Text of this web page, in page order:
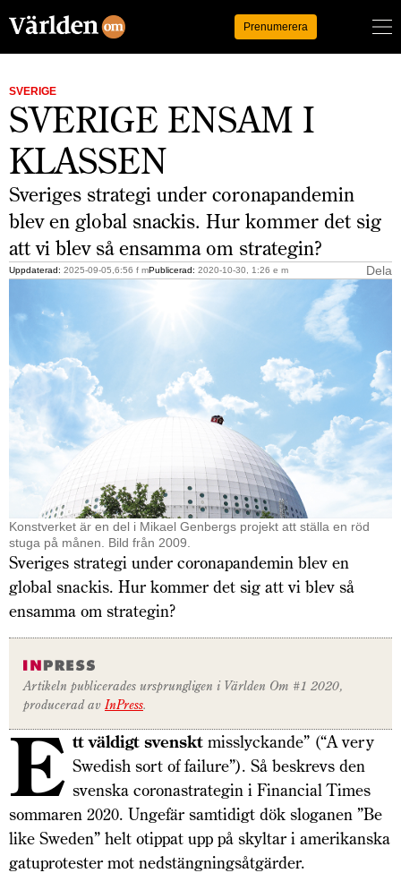
Prenumerera
SVERIGE
SVERIGE ENSAM I
KLASSEN
Sveriges strategi under coronapandemin
blev en global snackis. Hur kommer det sig
att vi blev så ensamma om strategin?
Uppdaterad: 2025-09-05,6:56 f mPublicerad: 2020-10-30, 1:26 e m Dela
Konstverket är en del i Mikael Genbergs projekt att ställa en röd
stuga på månen. Bild från 2009.
Sveriges strategi under coronapandemin blev en
global snackis. Hur kommer det sig att vi blev så
ensamma om strategin?
Artikeln publicerades ursprungligen i Världen Om #1 2020,
producerad av InPress.
E tt väldigt svenskt misslyckande” (“A very
Swedish sort of failure”). Så beskrevs den
svenska coronastrategin i Financial Times
sommaren 2020. Ungefär samtidigt dök sloganen ”Be
like Sweden” helt otippat upp på skyltar i amerikanska
gatuprotester mot nedstängningsåtgärder.